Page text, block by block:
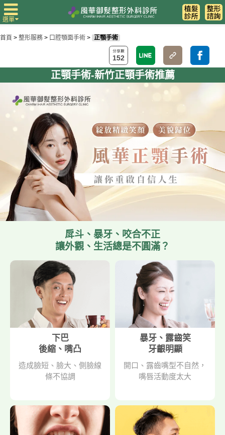
選單
首頁 > 整形服務 > 口腔顎面手術 > 正顎手術
152
正顎手術-新竹正顎手術推薦
戽斗、暴牙、咬合不正
讓外觀、生活總是不圓滿？
下巴
後縮、嘴凸
造成臉短、臉大、側臉線
條不協調
暴牙、露齒笑
牙齦明顯
開口、露齒嘴型不自然，
嘴唇活動度太大